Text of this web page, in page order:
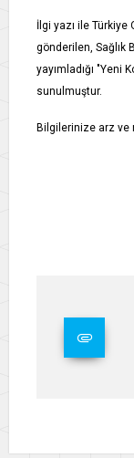
İlgi yazı ile Türkiye
gönderilen, Sağlık
yayımladığı "Yeni
sunulmuştur.
Bilgilerinize arz ve